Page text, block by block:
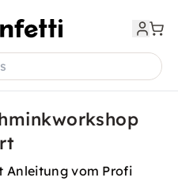
Anleitung vom Profi